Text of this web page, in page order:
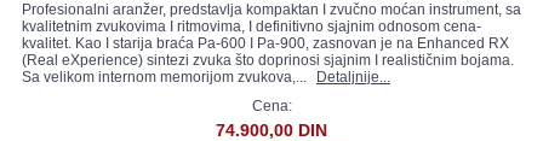
Profesionalni aranžer, predstavlja kompaktan I zvučno moćan instrument, sa
kvalitetnim zvukovima I ritmovima, I definitivno sjajnim odnosom cena-
kvalitet. Kao I starija braća Pa-600 I Pa-900, zasnovan je na Enhanced RX
(Real eXperience) sintezi zvuka što doprinosi sjajnim I realističnim bojama.
Sa velikom internom memorijom zvukova,...
Detaljnije...
Cena:
74.900,00 DIN